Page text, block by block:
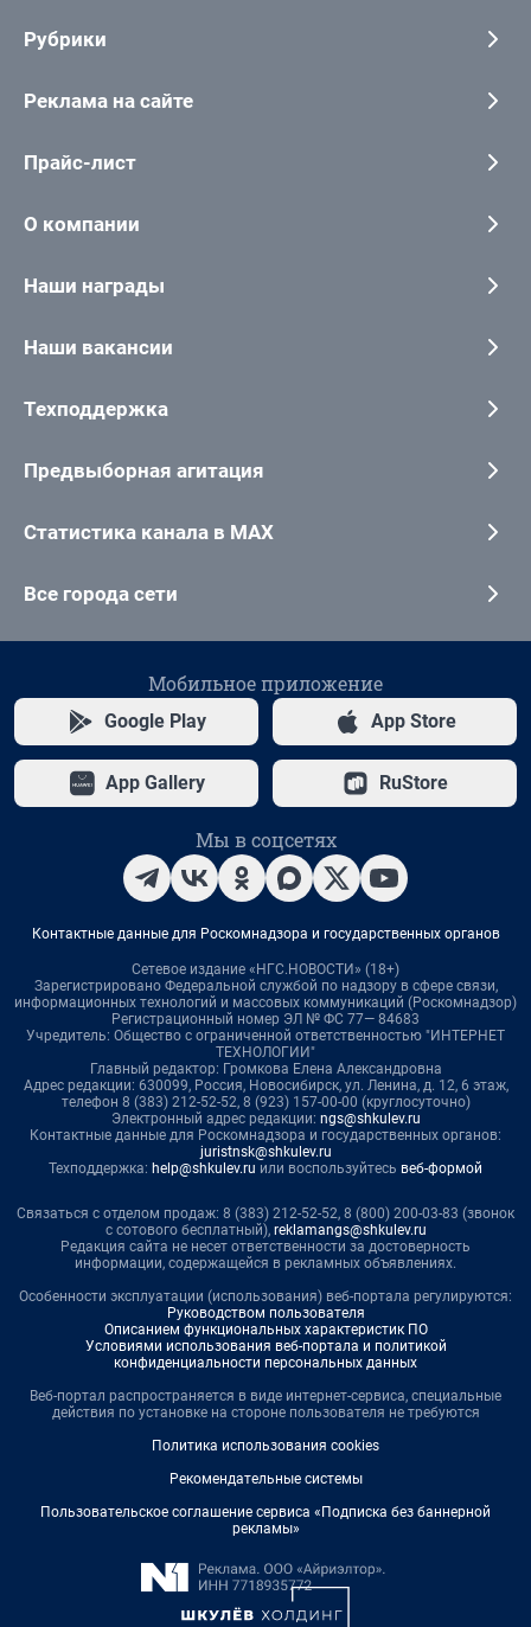
Рубрики
Реклама на сайте
Прайс-лист
О компании
Наши награды
Наши вакансии
Техподдержка
Предвыборная агитация
Статистика канала в MAX
Все города сети
Мобильное приложение
Google Play App Store
App Gallery RuStore
Мы в соцсетях
Контактные данные для Роскомнадзора и государственных органов
Сетевое издание «НГС.НОВОСТИ» (18+)
Зарегистрировано Федеральной службой по надзору в сфере связи,
информационных технологий и массовых коммуникаций (Роскомнадзор)
Регистрационный номер ЭЛ № ФС 77— 84683
Учредитель: Общество с ограниченной ответственностью "ИНТЕРНЕТ
ТЕХНОЛОГИИ"
Главный редактор: Громкова Елена Александровна
Адрес редакции: 630099, Россия, Новосибирск, ул. Ленина, д. 12, 6 этаж,
телефон 8 (383) 212-52-52, 8 (923) 157-00-00 (круглосуточно)
Электронный адрес редакции: ngs@shkulev.ru
Контактные данные для Роскомнадзора и государственных органов:
juristnsk@shkulev.ru
Техподдержка: help@shkulev.ru или воспользуйтесь веб-формой
Связаться с отделом продаж: 8 (383) 212-52-52, 8 (800) 200-03-83 (звонок
с сотового бесплатный), reklamangs@shkulev.ru
Редакция сайта не несет ответственности за достоверность
информации, содержащейся в рекламных объявлениях.
Особенности эксплуатации (использования) веб-портала регулируются:
Руководством пользователя
Описанием функциональных характеристик ПО
Условиями использования веб-портала и политикой
конфиденциальности персональных данных
Веб-портал распространяется в виде интернет-сервиса, специальные
действия по установке на стороне пользователя не требуются
Политика использования cookies
Рекомендательные системы
Пользовательское соглашение сервиса «Подписка без баннерной
рекламы»